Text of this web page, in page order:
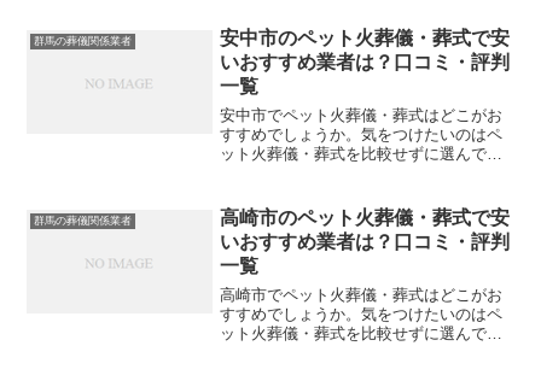
や評判を一覧表にしていますので参考に
してください。※直接関係...
群馬の葬儀関係業者
安中市のペット火葬儀・葬式で安
いおすすめ業者は？口コミ・評判
一覧
安中市でペット火葬儀・葬式はどこがお
すすめでしょうか。気をつけたいのはペ
ット火葬儀・葬式を比較せずに選んでし
や評判を一覧表にしていますので参考に
してください。※直接関係...
群馬の葬儀関係業者
高崎市のペット火葬儀・葬式で安
いおすすめ業者は？口コミ・評判
一覧
高崎市でペット火葬儀・葬式はどこがお
すすめでしょうか。気をつけたいのはペ
ット火葬儀・葬式を比較せずに選んでし